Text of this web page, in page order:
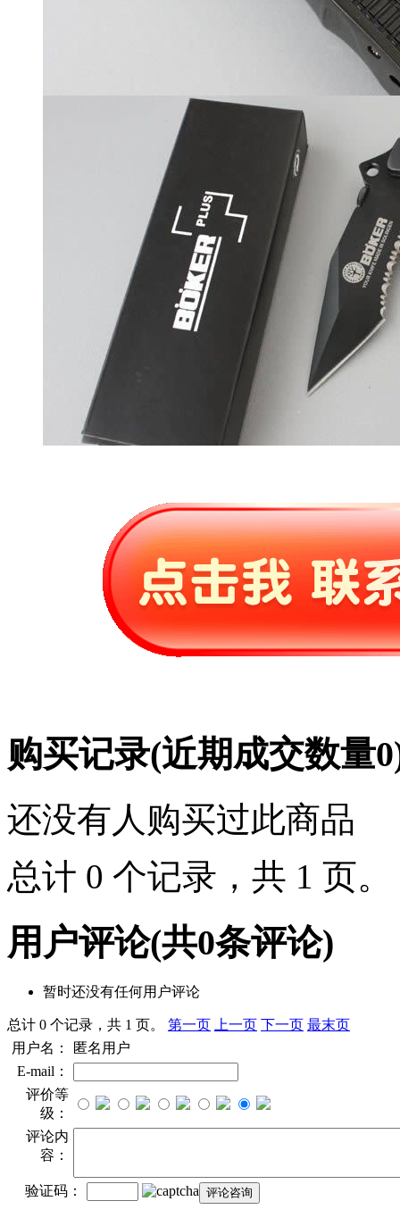
购买记录(近期成交数量0
还没有人购买过此商品
总计 0 个记录，共 1 页。
用户评论(共0条评论)
暂时还没有任何用户评论
总计 0 个记录，共 1 页。 第一页 上一页 下一页 最末页
用户名：
匿名用户
E-mail：
评价等
级：
评论内
容：
验证码：